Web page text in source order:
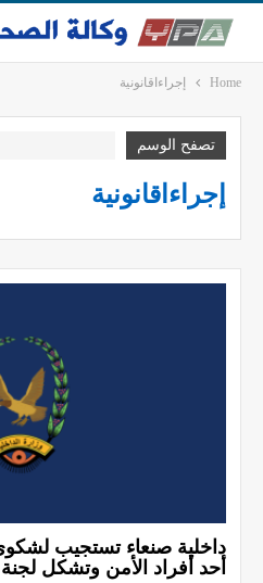
Home إجراءاقانونية
تصفح الوسم
إجراءاقانونية
داخلية صنعاء تستجيب
أحد أفراد الأمن وتشكل